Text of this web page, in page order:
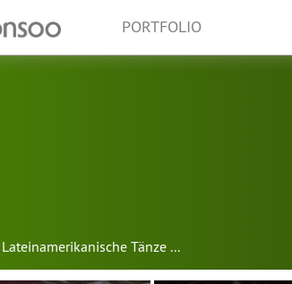
PORTFOLIO
Lateinamerikanische Tänze ...